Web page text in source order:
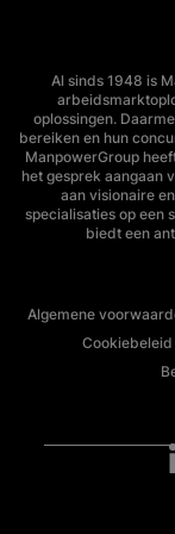
Al sinds 1948 is
oplossingen.
bereiken en hun
ManpowerGroup
het gesprek aangaan
aan visionaire
specialisaties op een
biedt een
Algemene
Cookiebeleid